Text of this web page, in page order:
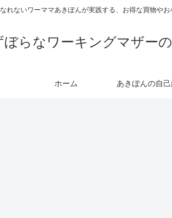
れないワーママあきぽんが実践する、お得な買物や
ぼらなワーキングマザー
ホーム あきぽんの自